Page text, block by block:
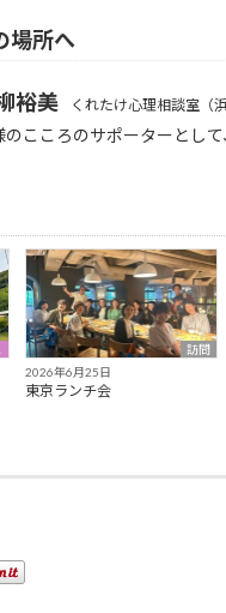
場所へ
裕美 くれたけ心理相談室（
のこころのサポーターとし
訪問
2026年6月25日
東京ランチ会